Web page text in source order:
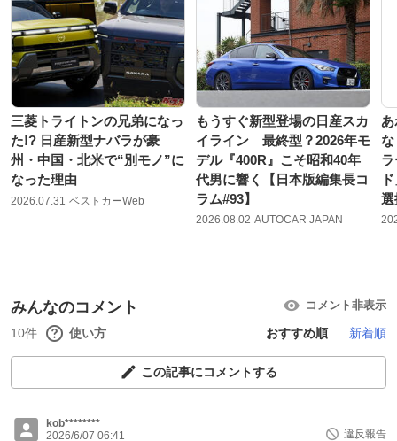
三菱トライトンの兄弟になっ
た!? 日産新型ナバラが豪
州・中国・北米で“別モノ”に
なった理由
2026.07.31 ベストカーWeb
もうすぐ新型登場の日産スカ
イライン 最終型？2026年モ
デル『400R』こそ昭和40年
代男に響く【日本版編集長コ
ラム#93】
2026.08.02 AUTOCAR JAPAN
選
みんなのコメント コメント非表示
10件 使い方 おすすめ順 新着順
この記事にコメントする
kob********
2026/6/07 06:41
違反報告